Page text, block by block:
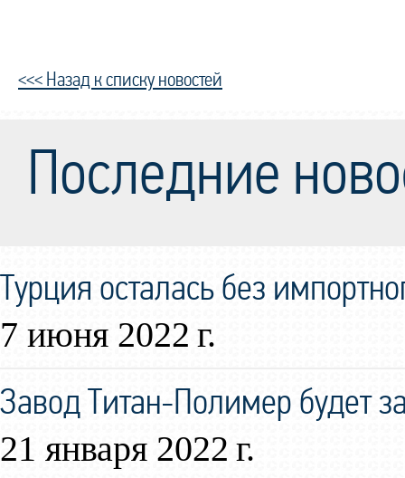
<<< Назад к списку новостей
Последние
Турция осталась без
7 июня 2022 г.
Завод Титан-Полимер будет
21 января 2022 г.